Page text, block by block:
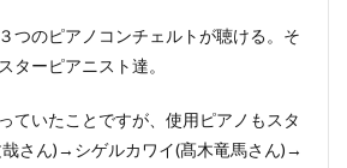
つのピアノコンチェルトが聴ける。そ
ターピアニスト達。
ていたことですが、使用ピアノもスタ
さん)→シゲルカワイ(髙木竜馬さん)→